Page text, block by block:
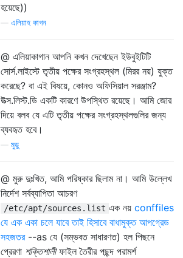
হয়েছে))
এলিয়াহ কাগন
@ এলিয়াকাগান আপনি কখন দেখেছেন ইউবুইটিটি
সোর্স.লাইস্টে তৃতীয় পক্ষের সংগ্রহস্থল (মিরর নয়) যুক্ত
করেছে? বা এই বিষয়ে, কোনও অফিসিয়াল সরঞ্জাম?
উত্স.লিস্ট.ডি একটি কারণে উপস্থিত রয়েছে। আমি জোর
দিয়ে বলব যে এটি তৃতীয় পক্ষের সংগ্রহস্থলগুলির জন্য
ব্যবহৃত হবে।
মুড়ু
@ মুরু দুঃখিত, আমি পরিষ্কার ছিলাম না। আমি উল্লেখ
নির্দেশ সর্বব্যাপিতা আচরণ
/etc/apt/sources.list এক নয় conffiles
যে এক একা চলে যাবে তাই হিসাবে বাধামুক্ত আপগ্রেড
সহজতর--as যে (সম্ভবত সাধারণত) হল পিছনে
প্রেরণা শক্তিশালীফাইল তৈরীর পছন্দ পরামর্শ